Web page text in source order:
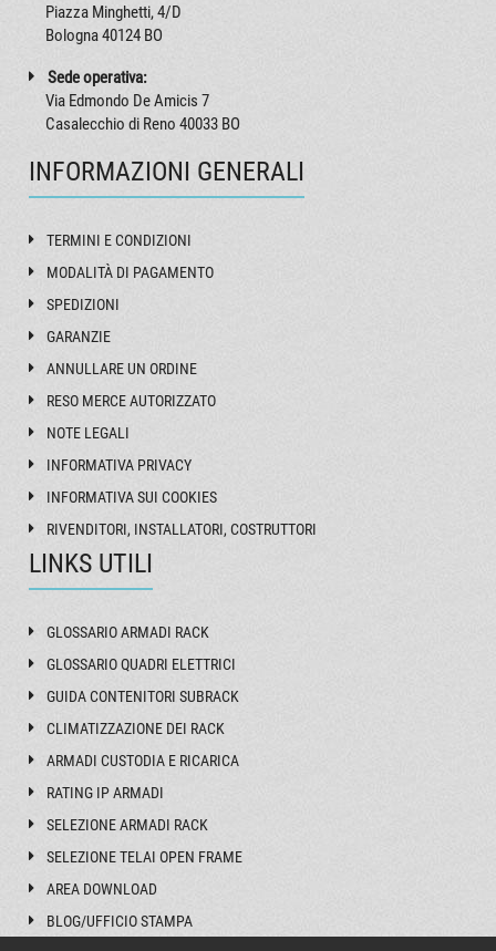
Piazza Minghetti, 4/D
Bologna 40124 BO
Sede operativa:
Via Edmondo De Amicis 7
Casalecchio di Reno 40033 BO
INFORMAZIONI GENERALI
TERMINI E CONDIZIONI
MODALITÀ DI PAGAMENTO
SPEDIZIONI
GARANZIE
ANNULLARE UN ORDINE
RESO MERCE AUTORIZZATO
NOTE LEGALI
INFORMATIVA PRIVACY
INFORMATIVA SUI COOKIES
RIVENDITORI, INSTALLATORI, COSTRUTTORI
LINKS UTILI
GLOSSARIO ARMADI RACK
GLOSSARIO QUADRI ELETTRICI
GUIDA CONTENITORI SUBRACK
CLIMATIZZAZIONE DEI RACK
ARMADI CUSTODIA E RICARICA
RATING IP ARMADI
SELEZIONE ARMADI RACK
SELEZIONE TELAI OPEN FRAME
AREA DOWNLOAD
BLOG/UFFICIO STAMPA